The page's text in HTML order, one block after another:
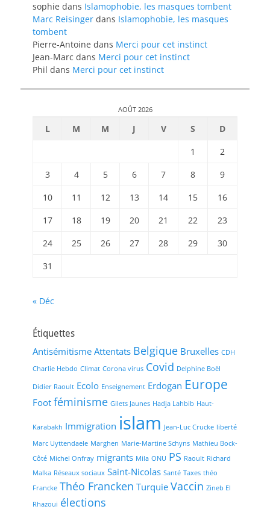
sophie dans Islamophobie, les masques tombent
Marc Reisinger dans Islamophobie, les masques
tombent
Pierre-Antoine dans Merci pour cet instinct
Jean-Marc dans Merci pour cet instinct
Phil dans Merci pour cet instinct
AOÛT 2026
L M M J V S
D
1
2
3
4 5 6 7 8
9
10
11 12 13 14 15
16
17
18 19 20 21 22
23
24
25 26 27 28 29
30
31
« Déc
Étiquettes
Antisémitisme Attentats Belgique Bruxelles CDH
Charlie Hebdo Climat Corona virus Covid Delphine Boël
Didier Raoult Ecolo Enseignement Erdogan Europe
Foot féminisme Gilets Jaunes Hadja Lahbib Haut-
Karabakh Immigration islam Jean-Luc Crucke liberté
Marc Uyttendaele Marghen Marie-Martine Schyns Mathieu Bock-
Côté Michel Onfray migrants Mila ONU PS Raoult Richard
Malka Réseaux sociaux Saint-Nicolas Santé Taxes théo
Francke Théo Francken Turquie Vaccin Zineb El
Rhazoui élections